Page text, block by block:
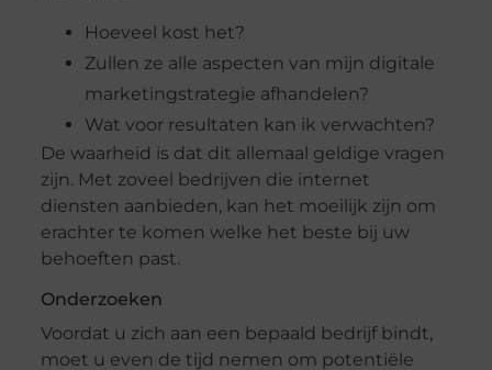
Hoeveel kost het?
Zullen ze alle aspecten van mijn digitale
marketingstrategie afhandelen?
Wat voor resultaten kan ik verwachten?
De waarheid is dat dit allemaal geldige vragen
zijn. Met zoveel bedrijven die internet
diensten aanbieden, kan het moeilijk zijn om
erachter te komen welke het beste bij uw
behoeften past.
Onderzoeken
Voordat u zich aan een bepaald bedrijf bindt,
moet u even de tijd nemen om potentiële